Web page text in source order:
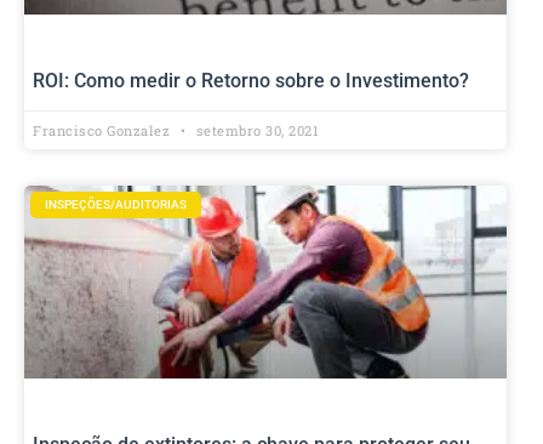
ROI: Como medir o Retorno sobre o Investimento?
Francisco Gonzalez setembro 30, 2021
INSPEÇÕES/AUDITORIAS